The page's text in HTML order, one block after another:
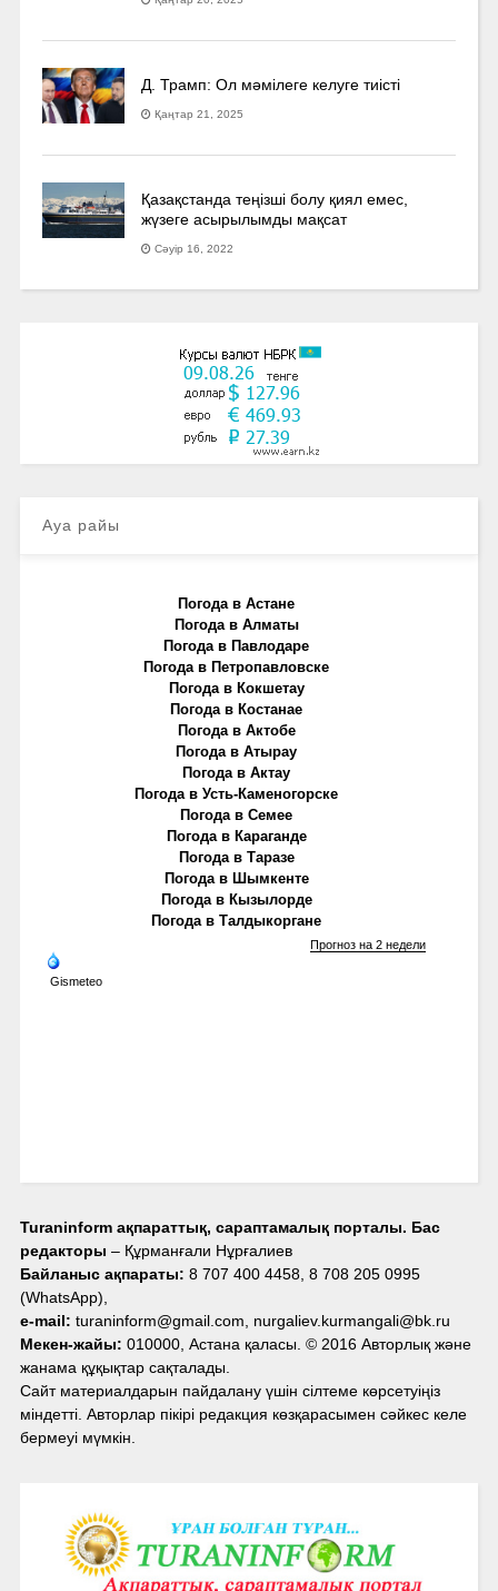
Д. Трамп: Ол мәмілеге келуге тиісті
Қаңтар 21, 2025
Қазақстанда теңізші болу қиял емес,
жүзеге асырылымды мақсат
Сәуір 16, 2022
Ауа райы
Погода в Астане
Погода в Алматы
Погода в Павлодаре
Погода в Петропавловске
Погода в Кокшетау
Погода в Костанае
Погода в Актобе
Погода в Атырау
Погода в Актау
Погода в Усть-Каменогорске
Погода в Семее
Погода в Караганде
Погода в Таразе
Погода в Шымкенте
Погода в Кызылорде
Погода в Талдыкоргане
Gismeteo
Прогноз на 2 недели
Turaninform ақпараттық, сараптамалық порталы. Бас
редакторы – Құрманғали Нұрғалиев
Байланыс ақпараты: 8 707 400 4458, 8 708 205 0995
(WhatsApp),
e-mail: turaninform@gmail.com, nurgaliev.kurmangali@bk.ru
Мекен-жайы: 010000, Астана қаласы. © 2016 Авторлық және
жанама құқықтар сақталады.
Сайт материалдарын пайдалану үшін сілтеме көрсетуіңіз
міндетті. Авторлар пікірі редакция көзқарасымен сәйкес келе
бермеуі мүмкін.